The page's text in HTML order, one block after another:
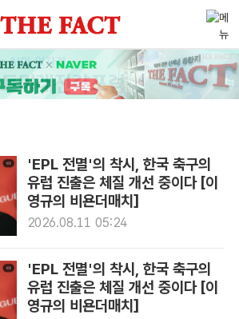
'EPL 전멸'의 착시, 한국 축구의
유럽 진출은 체질 개선 중이다 [이
영규의 비욘더매치]
2026.08.11 05:24
'EPL 전멸'의 착시, 한국 축구의
유럽 진출은 체질 개선 중이다 [이
영규의 비욘더매치]